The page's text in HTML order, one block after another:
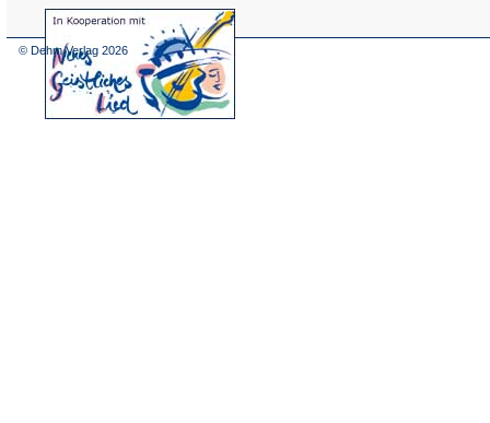
(Öffnet
in
© Dehm Verlag 2026